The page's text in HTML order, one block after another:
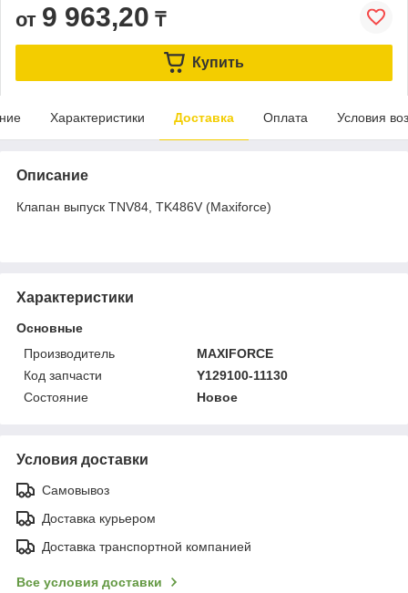
от 9 963,20 ₸
Купить
Характеристики Доставка Оплата Условия
Описание
Клапан выпуск TNV84, TK486V (Maxiforce)
Характеристики
Основные
Производитель
MAXIFORCE
Код запчасти
Y129100-11130
Состояние
Новое
Условия доставки
Самовывоз
Доставка курьером
Доставка транспортной компанией
Все условия доставки